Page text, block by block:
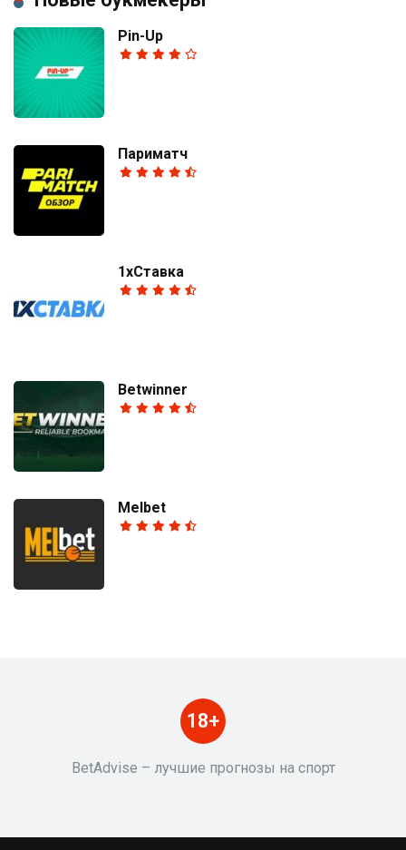
Pin-Up
Париматч
1хСтавка
Betwinner
Melbet
BetAdvise – лучшие прогнозы на спорт
18+